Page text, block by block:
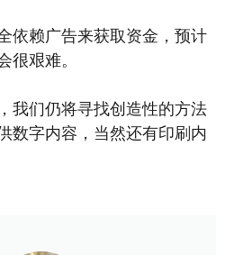
依赖广告来获取资金，预计
很艰难。
我们仍将寻找创造性的方法
数字内容，当然还有印刷内